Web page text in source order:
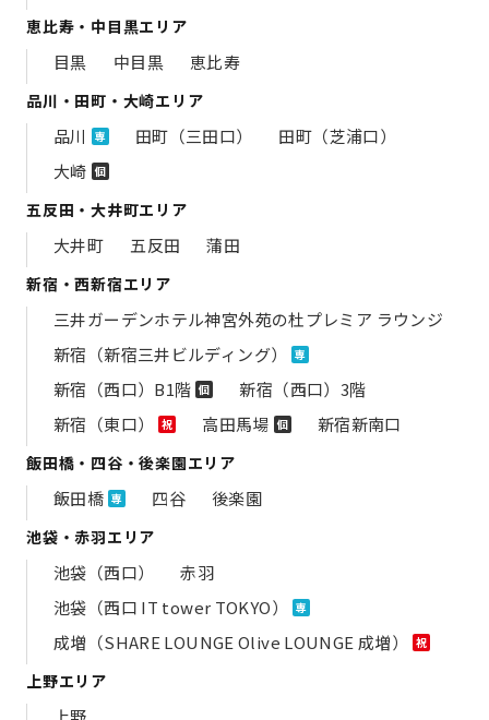
恵比寿・中目黒エリア
目黒 中目黒 恵比寿
品川・田町・大崎エリア
品川 専 田町（三田口）
田町（芝浦口）
大崎 個
五反田・大井町エリア
大井町 五反田 蒲田
新宿・西新宿エリア
三井ガーデンホテル神宮外苑の​杜プレミア ラウンジ
新宿（新宿三井ビルディング）
専
新宿（西口）B1階 個
新宿（西口）3階
新宿（東口）
祝 高田馬場 個 新宿新南口
飯田橋・四谷・後楽園エリア
飯田橋 専 四谷 後楽園
池袋・赤羽エリア
池袋（西口）
赤羽
池袋（西口 IT tower TOKYO）
専
成増（SHARE LOUNGE Olive LOUNGE 成増） 祝
上野エリア